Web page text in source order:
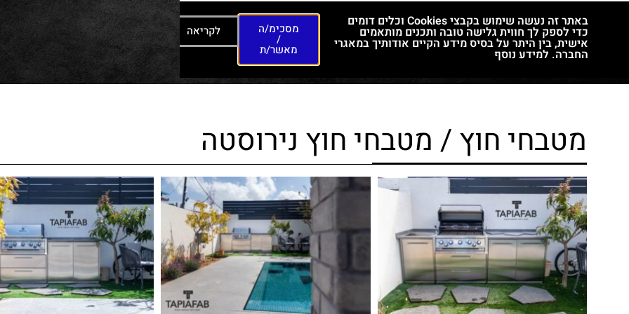
מטבחי חוץ / מטבחי חוץ נירוסטה
באתר זה נעשה שימוש בקבצי Cookies וכלים דומים
כדי לספק לך חווית גלישה טובה ותכנים מותאמים
אישית, בין היתר על בסיס מידע הקיים אודותיך במאגרי
החברה. למידע נוסף
מסכימ/ה
/
מאשר/ת
לקריאה